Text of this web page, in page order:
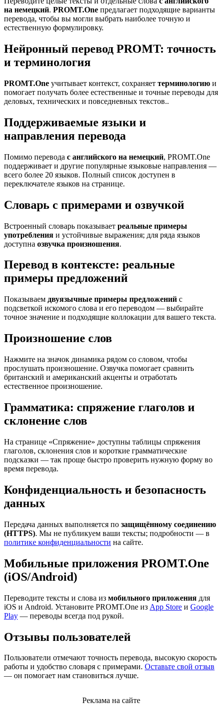
на немецкий. PROMT.One предлагает подходящие варианты
перевода, чтобы вы могли выбрать наиболее точную и
естественную формулировку.
Нейронный перевод PROMT: точность
и терминология
PROMT.One учитывает контекст, сохраняет терминологию и
помогает получать более естественные и точные переводы для
деловых, технических и повседневных текстов..
Поддерживаемые языки и
направления перевода
Помимо перевода с английского на немецкий, PROMT.One
поддерживает и другие популярные языковые направления —
всего более 20 языков. Полный список доступен в
переключателе языков на странице.
Словарь с примерами и озвучкой
Встроенный словарь показывает реальные примеры
употребления и устойчивые выражения; для ряда языков
доступна озвучка произношения.
Перевод в контексте: реальные
примеры предложений
Показываем двуязычные примеры предложений с
подсветкой искомого слова и его переводом — выбирайте
точное значение и подходящие коллокации для вашего текста.
Произношение слов
Нажмите на значок динамика рядом со словом, чтобы
прослушать произношение. Озвучка помогает сравнить
британский и американский акценты и отработать
естественное произношение.
Грамматика: спряжение глаголов и
склонение слов
На странице «Спряжение» доступны таблицы спряжения
глаголов, склонения слов и короткие грамматические
подсказки — так проще быстро проверить нужную форму во
время перевода.
Конфиденциальность и безопасность
данных
Передача данных выполняется по защищённому соединению
(HTTPS). Мы не публикуем ваши тексты; подробности — в
политике конфиденциальности на сайте.
Мобильные приложения PROMT.One
(iOS/Android)
Переводите тексты и слова из мобильного приложения для
iOS и Android. Установите PROMT.One из App Store и Google
Play — переводы всегда под рукой.
Отзывы пользователей
Пользователи отмечают точность перевода, высокую скорость
работы и удобство словаря с примерами. Оставьте свой отзыв
— он помогает нам становиться лучше.
Реклама на сайте